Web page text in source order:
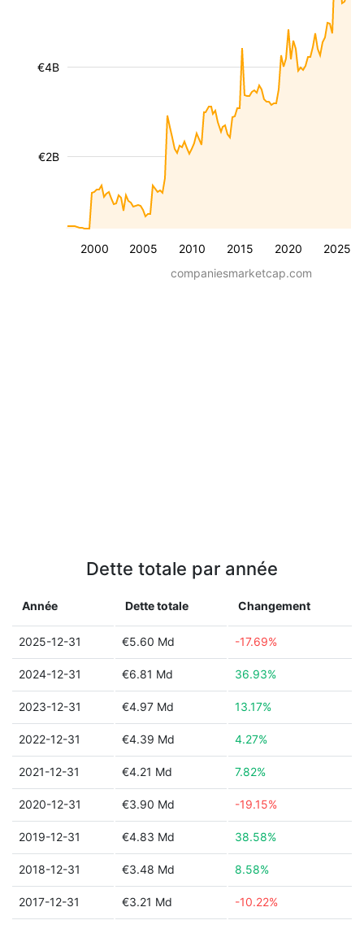
2000 2005 2010 2015 2020 2025
€2B
€4B
companiesmarketcap.com
Dette totale par année
Année Dette totale Changement
2025-12-31 €5.60 Md -17.69%
2024-12-31 €6.81 Md 36.93%
2023-12-31 €4.97 Md 13.17%
2022-12-31 €4.39 Md 4.27%
2021-12-31 €4.21 Md 7.82%
2020-12-31 €3.90 Md -19.15%
2019-12-31 €4.83 Md 38.58%
2018-12-31 €3.48 Md 8.58%
2017-12-31 €3.21 Md -10.22%